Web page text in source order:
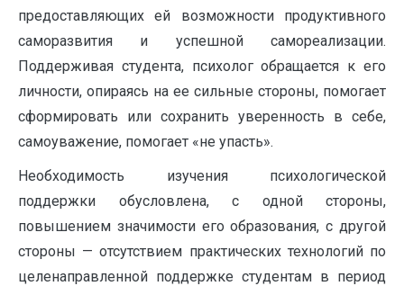
предоставляющих ей возможности продуктивного
саморазвития и успешной самореализации.
Поддерживая студента, психолог обращается к его
личности, опираясь на ее сильные стороны, помогает
сформировать или сохранить уверенность в себе,
самоуважение, помогает «не упасть».
Необходимость изучения психологической
поддержки обусловлена, с одной стороны,
повышением значимости его образования, с другой
стороны — отсутствием практических технологий по
целенаправленной поддержке студентам в период